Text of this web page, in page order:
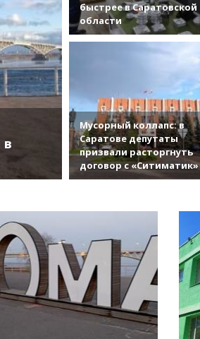
в
быстрее в Саратовской
области
Мусорный коллапс: в
Саратове депутаты
призвали расторгнуть
договор с «Ситиматик»